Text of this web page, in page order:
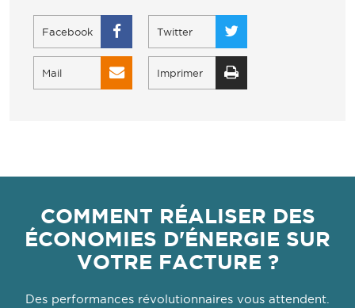
Facebook Twitter
Mail Imprimer
COMMENT RÉALISER DES
ÉCONOMIES D'ÉNERGIE SUR
VOTRE FACTURE ?
Des performances révolutionnaires vous attendent.